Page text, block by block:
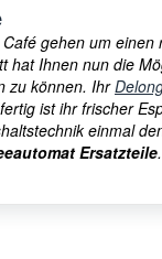
gehen um
hat Ihnen nun die
zu können. Ihr
ist ihr frischer
einmal
Ersatzteile